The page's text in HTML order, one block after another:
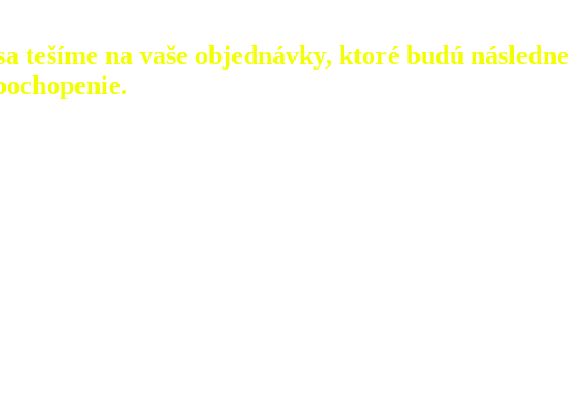
tešíme na vaše objednávky, ktoré budú následne